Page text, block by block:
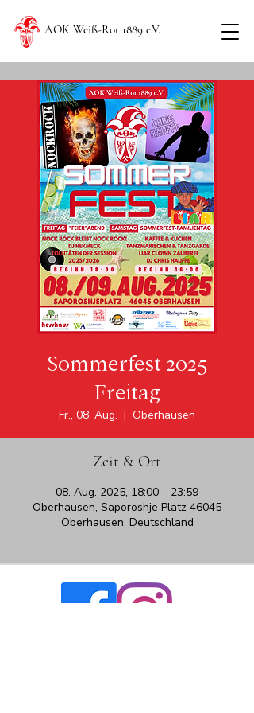
AOK Weiß-Rot 1889 e.V.
Sommerfest 2025
Freitag
Fr., 08. Aug.
  |
Oberhausen
Zeit & Ort
08. Aug. 2025, 18:00 – 23:59
Oberhausen, Saporoshje Platz 46045
Oberhausen, Deutschland